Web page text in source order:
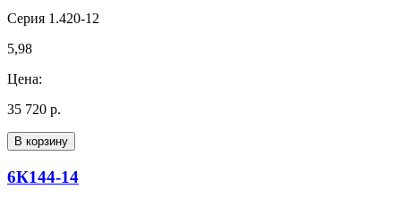
Серия 1.420-12
5,98
Цена:
35 720 р.
В корзину
6К144-14